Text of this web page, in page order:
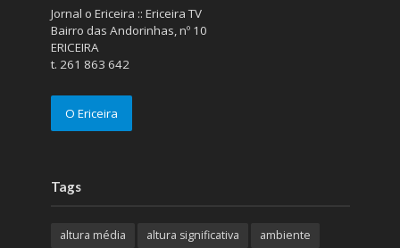
Jornal o Ericeira :: Ericeira TV
Bairro das Andorinhas, nº 10
ERICEIRA
t. 261 863 642
O Ericeira
Tags
altura média altura significativa
ambiente